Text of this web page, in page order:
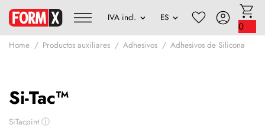
0
Home Productos auxiliares Adhesivos Adhesivos de Silicona
Si-Tac™
SiTacpint ⓘ